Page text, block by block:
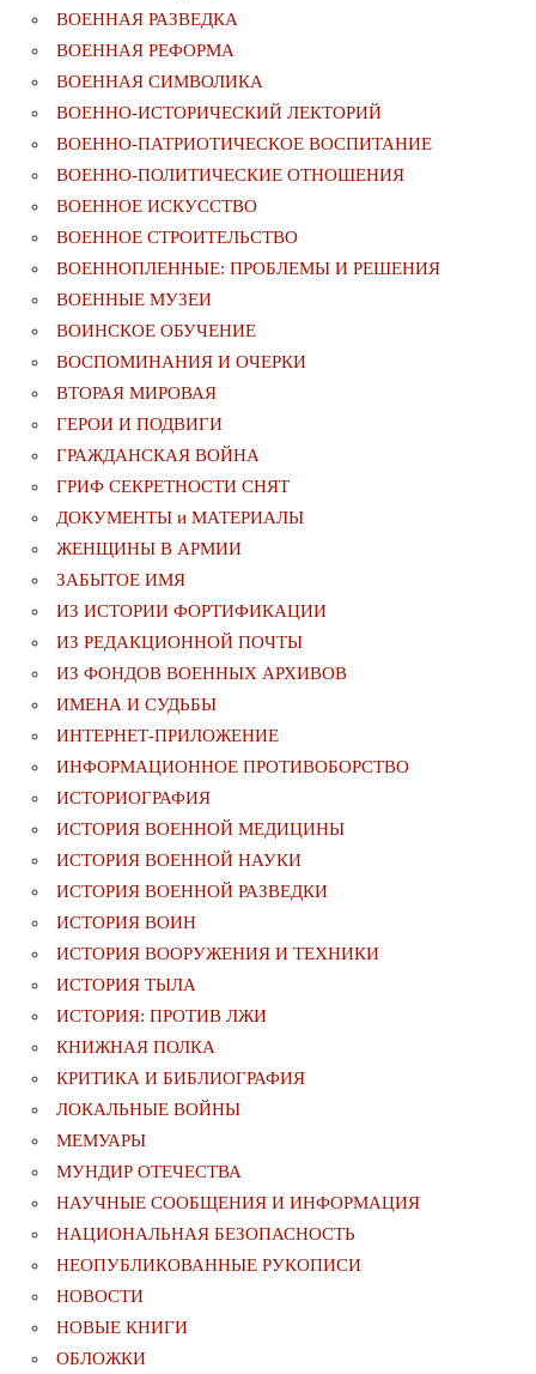
ВОЕННАЯ РАЗВЕДКА
ВОЕННАЯ РЕФОРМА
ВОЕННАЯ СИМВОЛИКА
ВОЕННО-ИСТОРИЧЕСКИЙ ЛЕКТОРИЙ
ВОЕННО-ПАТРИОТИЧЕСКОЕ ВОСПИТАНИЕ
ВОЕННО-ПОЛИТИЧЕСКИE ОТНОШЕНИЯ
ВОЕННОЕ ИСКУССТВО
ВОЕННОЕ СТРОИТЕЛЬСТВО
ВОЕННОПЛЕННЫЕ: ПРОБЛЕМЫ И РЕШЕНИЯ
ВОЕННЫЕ МУЗЕИ
ВОИНСКОЕ ОБУЧЕНИЕ
ВОСПОМИНАНИЯ И ОЧЕРКИ
ВТОРАЯ МИРОВАЯ
ГЕРОИ И ПОДВИГИ
ГРАЖДАНСКАЯ ВОЙНА
ГРИФ СЕКРЕТНОСТИ СНЯТ
ДОКУМЕНТЫ и МАТЕРИАЛЫ
ЖЕНЩИНЫ В АРМИИ
ЗАБЫТОЕ ИМЯ
ИЗ ИСТОРИИ ФОРТИФИКАЦИИ
ИЗ РЕДАКЦИОННОЙ ПОЧТЫ
ИЗ ФОНДОВ ВОЕННЫХ АРХИВОВ
ИМЕНА И СУДЬБЫ
ИНТЕРНЕТ-ПРИЛОЖЕНИЕ
ИНФОРМАЦИОННОЕ ПРОТИВОБОРСТВО
ИСТОРИОГРАФИЯ
ИСТОРИЯ ВОЕННОЙ МЕДИЦИНЫ
ИСТОРИЯ ВОЕННОЙ НАУКИ
ИСТОРИЯ ВОЕННОЙ РАЗВЕДКИ
ИСТОРИЯ ВОИН
ИСТОРИЯ ВООРУЖЕНИЯ И ТЕХНИКИ
ИСТОРИЯ ТЫЛА
ИСТОРИЯ: ПРОТИВ ЛЖИ
КНИЖНАЯ ПОЛКА
КРИТИКА И БИБЛИОГРАФИЯ
ЛОКАЛЬНЫЕ ВОЙНЫ
МЕМУАРЫ
МУНДИР ОТЕЧЕСТВА
НАУЧНЫЕ СООБЩЕНИЯ И ИНФОРМАЦИЯ
НАЦИОНАЛЬНАЯ БЕЗОПАСНОСТЬ
НЕОПУБЛИКОВАННЫЕ РУКОПИСИ
НОВОСТИ
НОВЫЕ КНИГИ
ОБЛОЖКИ